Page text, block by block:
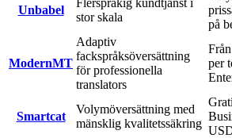
Unbabel
stor skala
på
ModernMT
Adaptiv
fackspråksöversättning
för professionella
translators
per
Smartcat
Volymöversättning med
mänsklig kvalitetssäkring